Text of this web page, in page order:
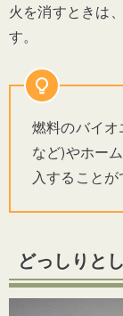
火を消すときは
す。
燃料のバイ
など)やホー
入することが
どっしりと